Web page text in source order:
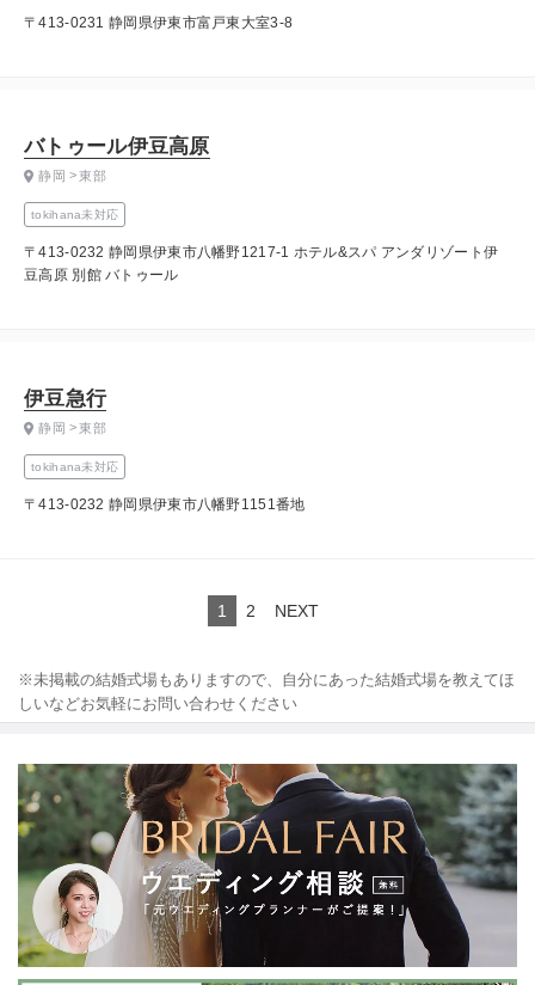
〒413-0231 静岡県伊東市富戸東大室3-8
バトゥール伊豆高原
tokihana未対応
〒413-0232 静岡県伊東市八幡野1217-1 ホテル&スパ アンダリゾート伊
豆高原 別館 バトゥール
静岡 東部
伊豆急行
tokihana未対応
〒413-0232 静岡県伊東市八幡野1151番地
静岡 東部
1 2 NEXT
※未掲載の結婚式場もありますので、自分にあった結婚式場を教えてほ
しいなどお気軽にお問い合わせください